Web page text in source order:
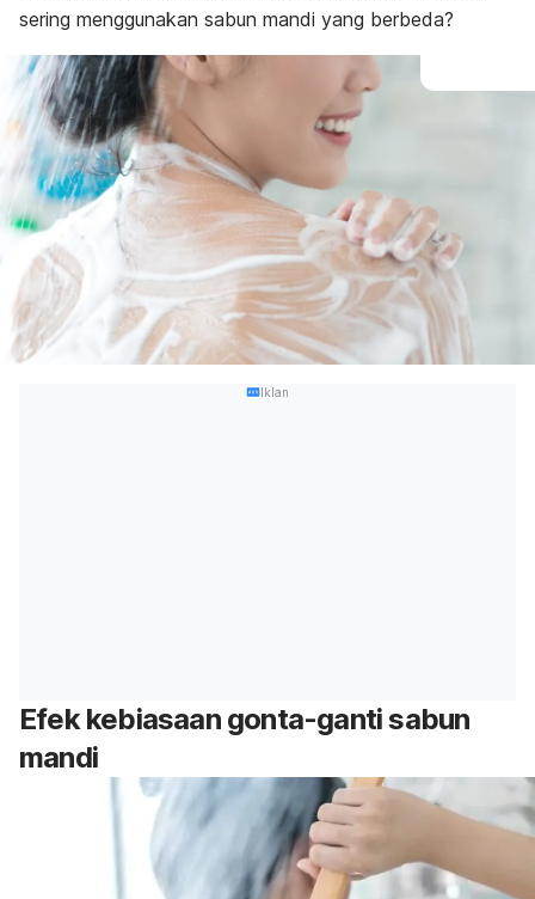
sering menggunakan sabun mandi yang berbeda?
Iklan
Efek kebiasaan gonta-ganti sabun
mandi